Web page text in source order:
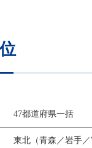
47都道府県一括
東北（青森／岩手